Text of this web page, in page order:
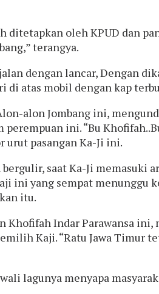
oleh KPUD dan
terangya.
dengan lancar, Dengan
di atas mobil dengan kap
alon Jombang ini,
ini. “Bu
urut pasangan Ka-Ji ini.
saat Ka-Ji memasuki
ini yang sempat menunggu
itu.
Indar Parawansa
Kaji. “Ratu Jawa Timur
lagunya menyapa